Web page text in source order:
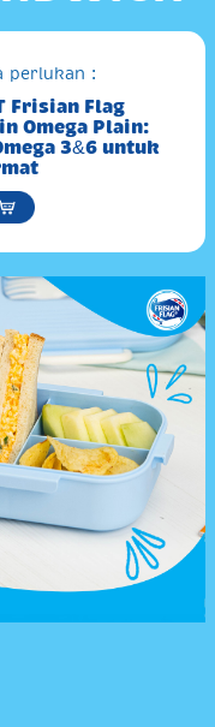
perlukan :
Frisian Flag
Omega Plain:
3&6 untuk